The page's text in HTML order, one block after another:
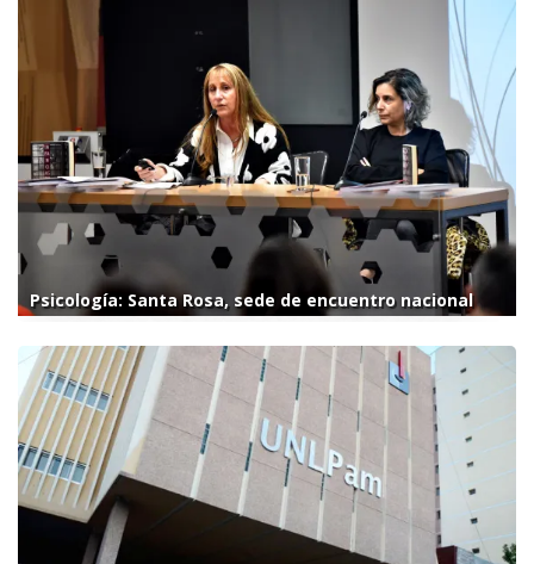
Psicología: Santa Rosa, sede de encuentro nacional